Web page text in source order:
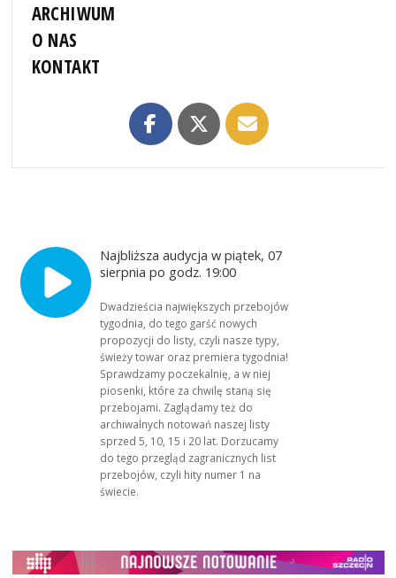
ARCHIWUM
O NAS
KONTAKT
Najbliższa audycja w piątek, 07
sierpnia po godz. 19:00
Dwadzieścia największych przebojów
tygodnia, do tego garść nowych
propozycji do listy, czyli nasze typy,
świeży towar oraz premiera tygodnia!
Sprawdzamy poczekalnię, a w niej
piosenki, które za chwilę staną się
przebojami. Zaglądamy też do
archiwalnych notowań naszej listy
sprzed 5, 10, 15 i 20 lat. Dorzucamy
do tego przegląd zagranicznych list
przebojów, czyli hity numer 1 na
świecie.